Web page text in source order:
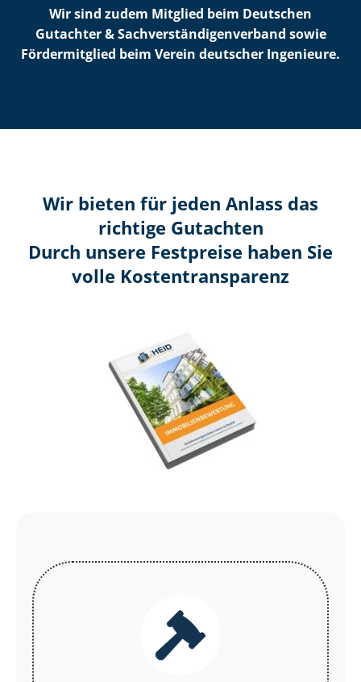
Wir sind zudem Mitglied beim Deutschen
Gutachter & Sach­ver­stän­di­gen­ver­band sowie
Fördermitglied beim Verein deutscher Ingenieure.
Wir bieten für jeden Anlass das
richtige Gutachten
Durch unsere Festpreise haben Sie
volle Kosten­transparenz